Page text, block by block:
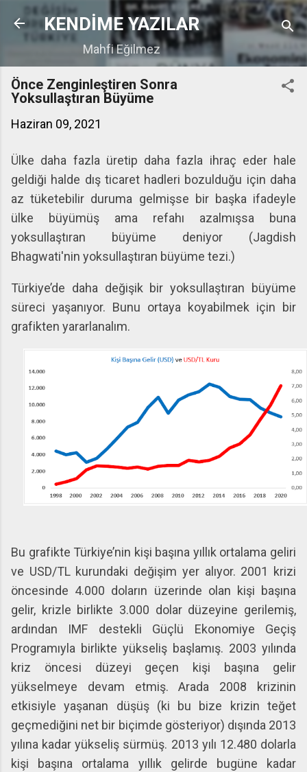
Ana içeriğe atla
KENDİME YAZILAR
Mahfi Eğilmez
Önce Zenginleştiren Sonra
Yoksullaştıran Büyüme
Haziran 09, 2021
Ülke daha fazla üretip daha fazla ihraç eder hale
geldiği halde dış ticaret hadleri bozulduğu için daha
az tüketebilir duruma gelmişse bir başka ifadeyle
ülke büyümüş ama refahı azalmışsa buna
yoksullaştıran büyüme deniyor (Jagdish
Bhagwati'nin yoksullaştıran büyüme tezi.)
Türkiye’de daha değişik bir yoksullaştıran büyüme
süreci yaşanıyor. Bunu ortaya koyabilmek için bir
grafikten yararlanalım.
Bu grafikte Türkiye’nin kişi başına yıllık ortalama geliri
ve USD/TL kurundaki değişim yer alıyor. 2001 krizi
öncesinde 4.000 doların üzerinde olan kişi başına
gelir, krizle birlikte 3.000 dolar düzeyine gerilemiş,
ardından IMF destekli Güçlü Ekonomiye Geçiş
Programıyla birlikte yükseliş başlamış. 2003 yılında
kriz öncesi düzeyi geçen kişi başına gelir
yükselmeye devam etmiş. Arada 2008 krizinin
etkisiyle yaşanan düşüş (ki bu bize krizin teğet
geçmediğini net bir biçimde gösteriyor) dışında 2013
yılına kadar yükseliş sürmüş. 2013 yılı 12.480 dolarla
kişi başına ortalama yıllık gelirde bugüne kadar